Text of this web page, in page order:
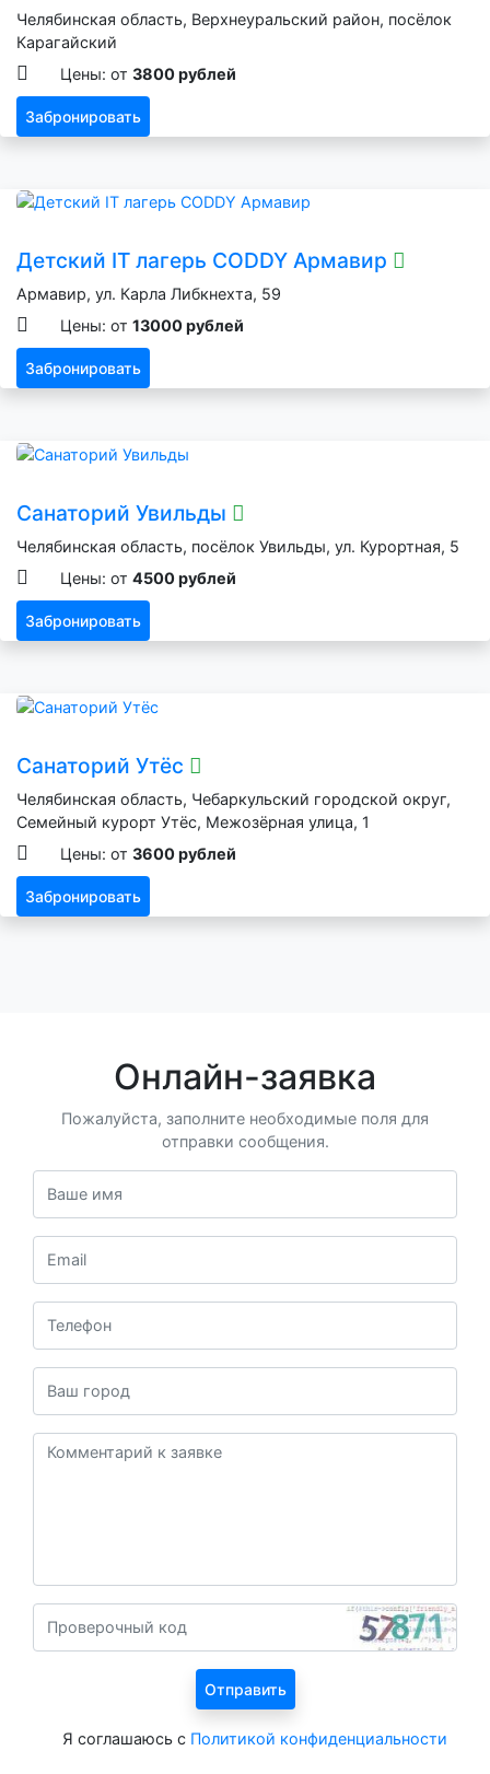
Челябинская область, Верхнеуральский район, посёлок
Карагайский
Цены: от 3800 рублей
Забронировать
Детский IT лагерь CODDY Армавир
Армавир, ул. Карла Либкнехта, 59
Цены: от 13000 рублей
Забронировать
Санаторий Увильды
Челябинская область, посёлок Увильды, ул. Курортная, 5
Цены: от 4500 рублей
Забронировать
Санаторий Утёс
Челябинская область, Чебаркульский городской округ,
Семейный курорт Утёс, Межозёрная улица, 1
Цены: от 3600 рублей
Забронировать
Онлайн-заявка
Пожалуйста, заполните необходимые поля для
отправки сообщения.
Я соглашаюсь с Политикой конфиденциальности